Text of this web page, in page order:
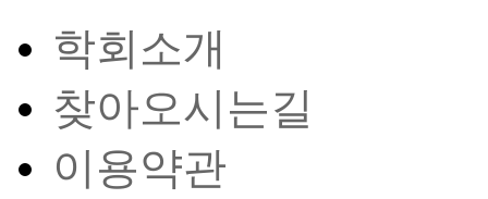
학회소개
찾아오시는길
이용약관